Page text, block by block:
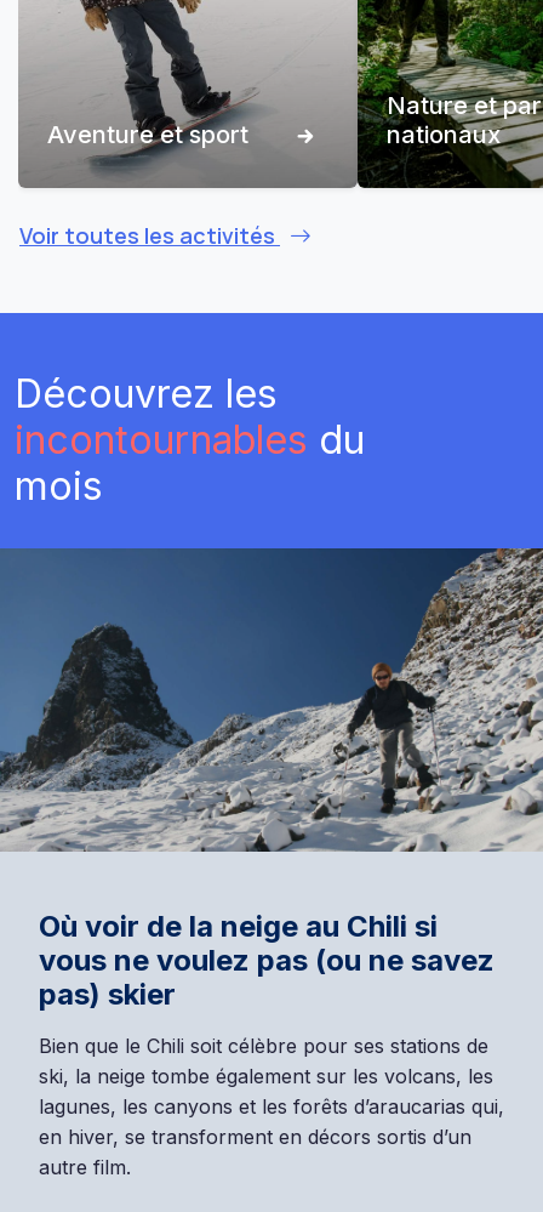
Aventure et sport
Nature et
nationaux
Voir toutes les activités
Découvrez les
incontournables du
mois
Où voir de la neige au Chili si
vous ne voulez pas (ou ne savez
pas) skier
Bien que le Chili soit célèbre pour ses stations de
ski, la neige tombe également sur les volcans, les
lagunes, les canyons et les forêts d’araucarias qui,
en hiver, se transforment en décors sortis d’un
autre film.